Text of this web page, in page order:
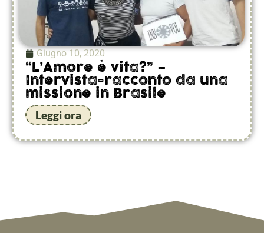
Giugno 10, 2020
“L’Amore è vita?” –
Intervista-racconto da una
missione in Brasile
Leggi ora